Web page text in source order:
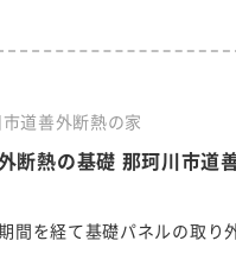
道善外断熱の家
断熱の基礎 那珂川市道
間を経て基礎パネルの取り